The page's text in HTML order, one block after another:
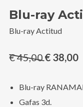
Blu-ray
Blu-ray Actitud
€45,00 El
original
era:
€38,00El
Blu-ray
Gafas 3d.